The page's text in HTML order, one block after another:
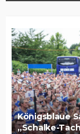
Königsblaue
„Schalke-